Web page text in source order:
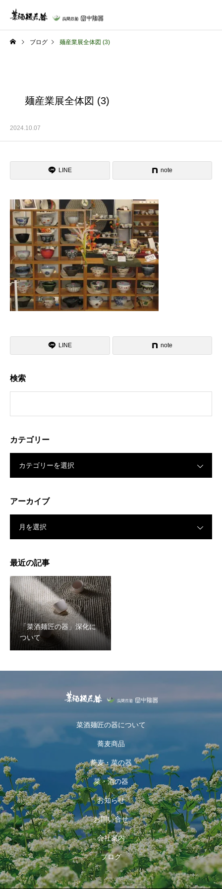
ブログ 麺産業展全体図 (3)
麺産業展全体図 (3)
2024.10.07
LINE note
LINE note
検索
カテゴリー
カテゴリーを選択
アーカイブ
月を選択
最近の記事
「菜酒麺匠の器」深化に
ついて
菜酒麺匠の器について
蕎麦商品
蕎麦・菜の器
菜・酒の器
お知らせ
お問い合せ
会社案内
ブログ